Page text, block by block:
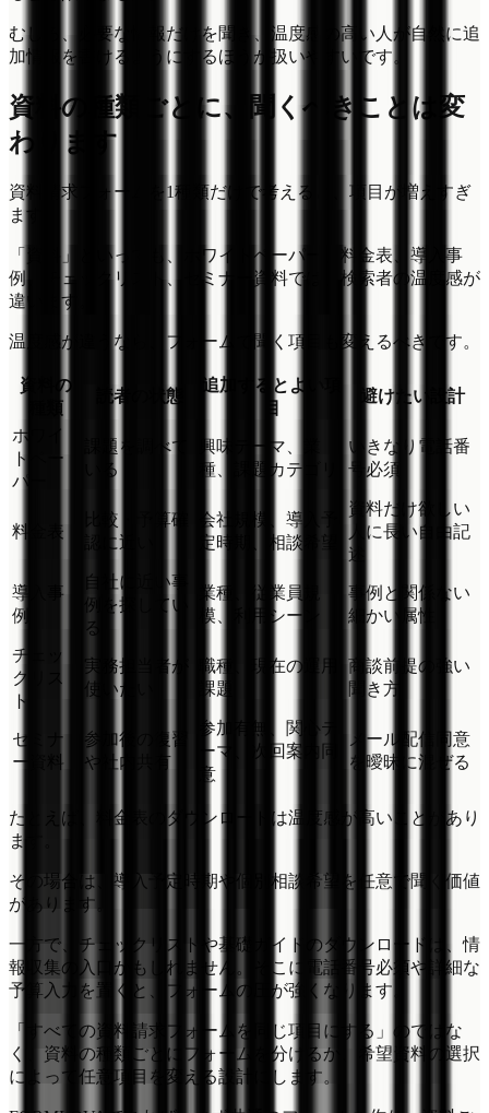
むしろ、必要な情報だけを聞き、温度感の高い人が自然に追
加情報を書けるようにするほうが扱いやすいです。
資料の種類ごとに、聞くべきことは変
わります
資料請求フォームを1種類だけで考えると、項目が増えすぎ
ます。
「資料」といっても、ホワイトペーパー、料金表、導入事
例、チェックリスト、セミナー資料では、検索者の温度感が
違います。
温度感が違うなら、フォームで聞く項目も変えるべきです。
資料の
種類
読者の状態
追加するとよい項
目
避けたい設計
ホワイ
トペー
パー
課題を調べて
いる
興味テーマ、業
種、課題カテゴリ
いきなり電話番
号必須
料金表
比較・予算確
認に近い
会社規模、導入予
定時期、相談希望
資料だけ欲しい
人に長い自由記
述
導入事
例
自社に近い事
例を探してい
る
業種、従業員規
模、利用シーン
事例と関係ない
細かい属性
チェッ
クリス
ト
実務担当者が
使いたい
職種、現在の運用
課題
商談前提の強い
聞き方
セミナ
ー資料
参加後の復習
や社内共有
参加有無、関心テ
ーマ、次回案内同
意
メール配信同意
を曖昧に混ぜる
たとえば、料金表のダウンロードは温度感が高いことがあり
ます。
その場合は、導入予定時期や個別相談希望を任意で聞く価値
があります。
一方で、チェックリストや基礎ガイドのダウンロードは、情
報収集の入口かもしれません。そこに電話番号必須や詳細な
予算入力を置くと、フォームの圧が強くなります。
「すべての資料請求フォームを同じ項目にする」のではな
く、資料の種類ごとにフォームを分けるか、希望資料の選択
によって任意項目を変える設計にします。